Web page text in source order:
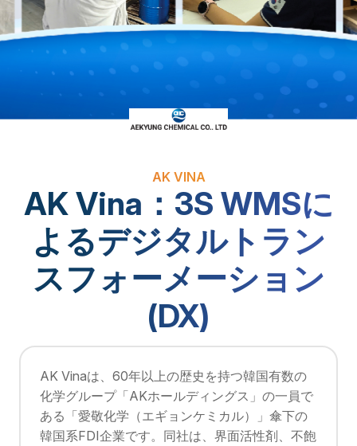
AK VINA
AK Vina：3S WMSに
よるデジタルトラン
スフォーメーション
(DX)
AK Vinaは、60年以上の歴史を持つ韓国有数の
化学グループ「AKホールディングス」の一員で
ある「愛敬化学（エギョンケミカル）」傘下の
韓国系FDI企業です。同社は、界面活性剤、不飽